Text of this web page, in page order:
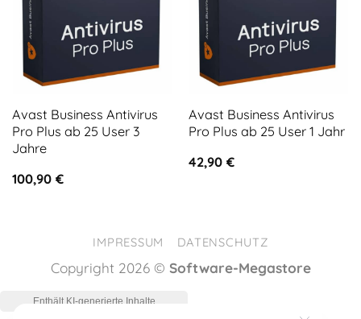
Avast Business Antivirus
Pro Plus ab 25 User 3
Jahre
100,90 €
Avast Business Antivirus
Pro Plus ab 25 User 1 Jahr
42,90 €
IMPRESSUM DATENSCHUTZ
Copyright 2026 © Software-Megastore